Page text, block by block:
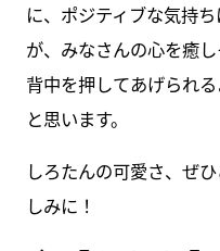
に、ポジティブな気持
が、みなさんの心を癒
背中を押してあげられ
と思います。
しろたんの可愛さ、ぜ
しみに！